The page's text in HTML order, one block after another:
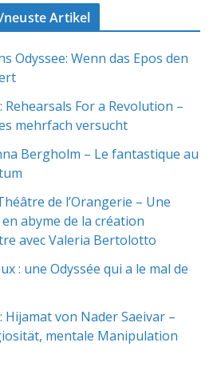
Artikel
Odyssee: Wenn das Epos den
Rehearsals For a Revolution –
mehrfach versucht
Bergholm – Le fantastique au
de l’Orangerie – Une
abyme de la création
avec Valeria Bertolotto
: une Odyssée qui a le mal de
Hijamat von Nader Saeivar​​ –
mentale Manipulation